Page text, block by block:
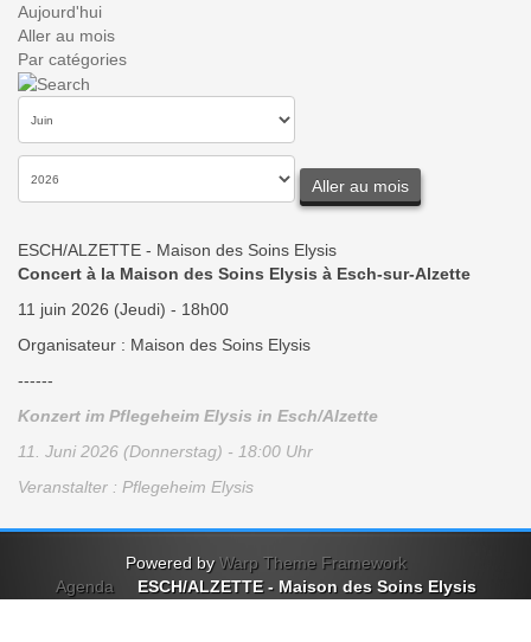
Aujourd'hui
Aller au mois
Par catégories
Aller au mois
ESCH/ALZETTE - Maison des Soins Elysis
Concert à la Maison des Soins Elysis à Esch-sur-Alzette
11 juin 2026 (Jeudi) - 18h00
Organisateur : Maison des Soins Elysis
------
Konzert im Pflegeheim Elysis in Esch/Alzette
11. Juni 2026 (Donnerstag) - 18:00 Uhr
Veranstalter : Pflegeheim Elysis
Powered byWarp Theme Framework
Agenda
ESCH/ALZETTE - Maison des Soins Elysis